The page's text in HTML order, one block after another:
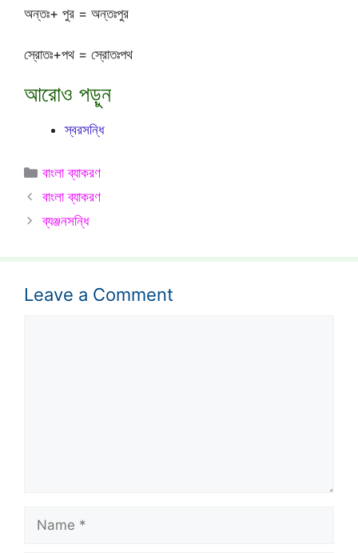
অন্তঃ+ পুর = অন্তঃপুর
স্রোতঃ+পথ = স্রোতঃপথ
আরোও পড়ুন
স্বরসন্ধি
Categories
বাংলা ব্যাকরণ
বাংলা ব্যাকরণ
ব্যঞ্জনসন্ধি
Leave a Comment